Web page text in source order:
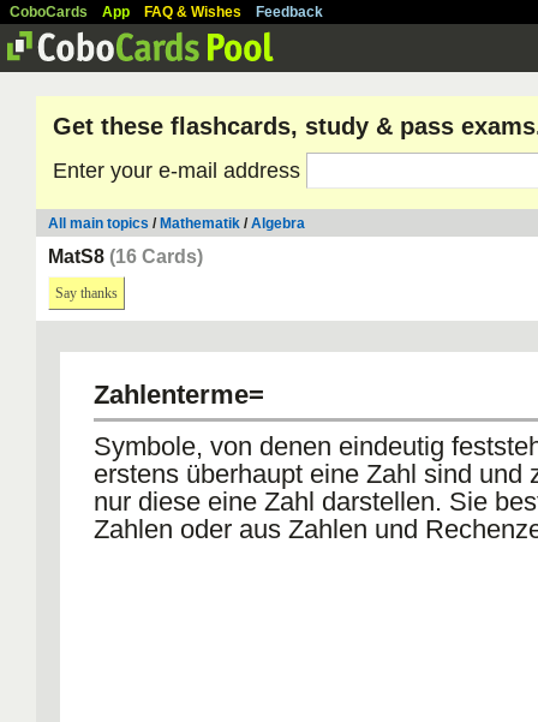
CoboCards App FAQ & Wishes Feedback
Get these flashcards, study & pass
Enter your e-mail address
All main topics / Mathematik /Algebra
MatS8 (16 Cards)
Say thanks
Zahlenterme=
Symbole, von denen eindeutig
erstens überhaupt eine Zahl sind und
nur diese eine Zahl darstellen. Sie
Zahlen oder aus Zahlen und